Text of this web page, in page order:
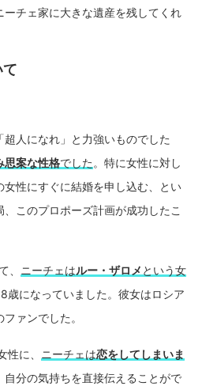
チェ家に大きな遺産を残してくれ
人になれ」と力強いものでした
思案な性格でした 。特に女性に対し
性にすぐに結婚を申し込む、とい
このプロポーズ計画が成功したこ
、 ニーチェはルー・ザロメ という女
歳になっていました。彼女はロシア
ァンでした。
に、 ニーチェは恋をしてしまいま
自分の気持ちを直接伝えることがで